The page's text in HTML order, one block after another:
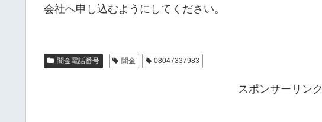
会社へ申し込むようにしてください。
闇金電話番号 闇金 08047337983
スポンサーリンク